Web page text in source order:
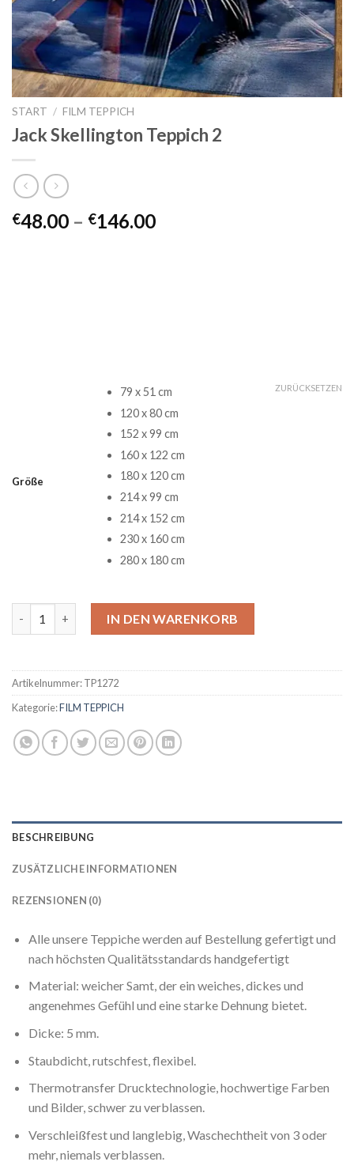
START / FILM TEPPICH
Jack Skellington Teppich 2
€48.00 – €146.00Preisspanne:
Größe
79 x 51 cm
120 x 80 cm
152 x 99 cm
160 x 122 cm
180 x 120 cm
214 x 99 cm
214 x 152 cm
230 x 160 cm
280 x 180 cm
ZURÜCKSETZEN
IN DEN WARENKORB
Artikelnummer:TP1272
Kategorie:FILM TEPPICH
BESCHREIBUNG
ZUSÄTZLICHE INFORMATIONEN
REZENSIONEN (0)
Alle unsere Teppiche werden auf Bestellung gefertigt und
nach höchsten Qualitätsstandards handgefertigt
Material: weicher Samt, der ein weiches, dickes und
angenehmes Gefühl und eine starke Dehnung bietet.
Dicke: 5 mm.
Staubdicht, rutschfest, flexibel.
Thermotransfer Drucktechnologie, hochwertige Farben
und Bilder, schwer zu verblassen.
Verschleißfest und langlebig, Waschechtheit von 3 oder
mehr, niemals verblassen.